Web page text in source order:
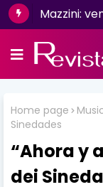
Mazzini:
Home page
Sinedades
“Ahora y
dei